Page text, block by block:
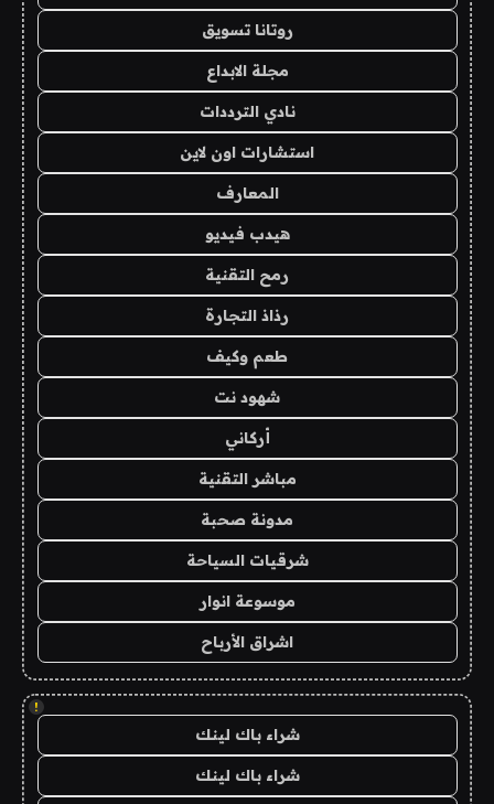
روتانا تسويق
مجلة الابداع
نادي الترددات
استشارات اون لاين
المعارف
هيدب فيديو
رمح التقنية
رذاذ التجارة
طعم وكيف
شهود نت
أركاني
مباشر التقنية
مدونة صحبة
شرقيات السياحة
موسوعة انوار
اشراق الأرباح
!
شراء باك لينك
شراء باك لينك